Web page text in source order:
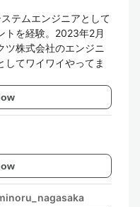
テムエンジニアとして
トを経験。2023年2月
ツ株式会社のエンジニ
してワイワイやってま